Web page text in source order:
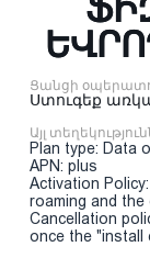
Ցանցի
Ստուգեք
Այլ
Plan type: Data
APN: plus
Activation
roaming and
Cancellation
once the "install